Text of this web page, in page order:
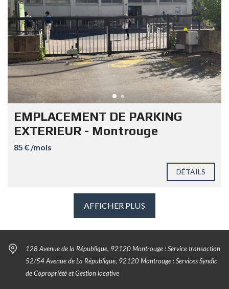
EMPLACEMENT DE PARKING
EXTERIEUR - Montrouge
85 € /mois
DÉTAILS
AFFICHER PLUS
128 Avenue de la République, 92120 Montrouge : Service transaction
52/54 Avenue de La République, 92120 Montrouge : Services Syndic
de Copropriété et Gestion locative